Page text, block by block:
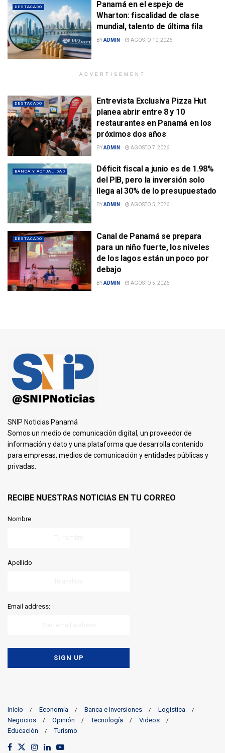
DESTACADO
Panamá en el espejo de
Wharton: fiscalidad de clase
mundial, talento de última fila
BYADMIN AGOSTO 10, 2026
ADVERTISEMENT
DESTACADO
Entrevista Exclusiva Pizza Hut
planea abrir entre 8 y 10
restaurantes en Panamá en los
próximos dos años
BYADMIN AGOSTO 7, 2026
BANCA Y ACTUALIDAD
Déficit fiscal a junio es de 1.98%
del PIB, pero la inversión solo
llega al 30% de lo presupuestado
BYADMIN AGOSTO 5, 2026
DESTACADO
Canal de Panamá se prepara
para un niño fuerte, los niveles
de los lagos están un poco por
debajo
BYADMIN AGOSTO 5, 2026
SNIP Noticias Panamá
Somos un medio de comunicación digital, un proveedor de
información y dato y una plataforma que desarrolla contenido
para empresas, medios de comunicación y entidades públicas y
privadas.
RECIBE NUESTRAS NOTICIAS EN TU CORREO
Nombre
Apellido
Email address:
Inicio Economía Banca e Inversiones
Logística
Negocios
Opinión Tecnología
Videos
Educación
Turismo